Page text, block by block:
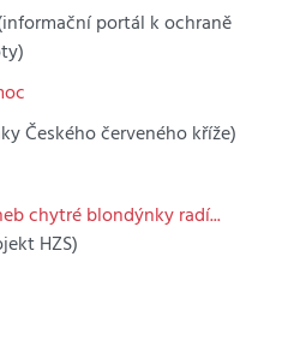
portál k ochraně
Českého červeného kříže)
chytré blondýnky radí...
HZS)